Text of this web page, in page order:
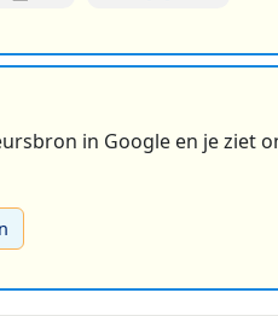
in Google en je ziet